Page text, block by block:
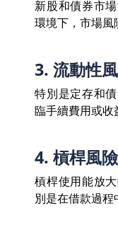
新股和債券市
環境下，市場風
3. 流動性
特別是定存和
臨手續費用或收
4. 槓桿風險
槓桿使用能放
別是在借款過程